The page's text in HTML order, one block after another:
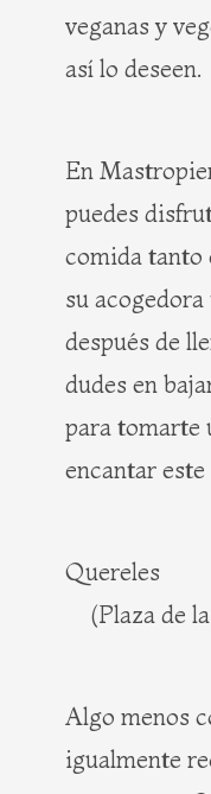
veganas y
así lo deseen.
En
puedes
comida tanto
su
después de
dudes en
para tomarte
encantar
Quereles
(Plaza de
Algo menos
igualmente